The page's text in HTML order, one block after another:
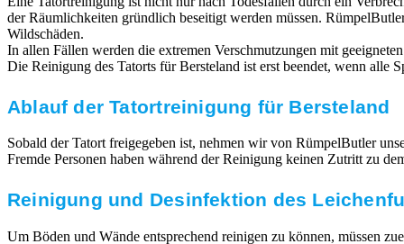
der Räumlichkeiten gründlich beseitigt werden müssen.
Wildschäden.
In allen Fällen werden die extremen Verschmutzungen mit
Die Reinigung des Tatorts für Bersteland ist erst beendet, wenn alle
Ablauf der Tatortreinigung für Bersteland
Sobald der Tatort freigegeben ist, nehmen wir von RümpelButler
Fremde Personen haben während der Reinigung keinen Zutritt zu
Reinigung und Desinfektion des
Um Böden und Wände entsprechend reinigen zu können, müssen